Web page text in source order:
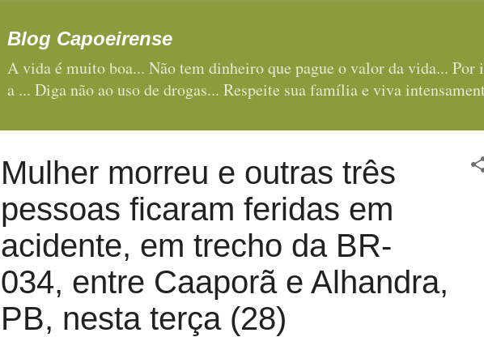
Blog Capoeirense
A vida é muito boa... Não tem dinheiro que pague o valor da vida... Por
a ... Diga não ao uso de drogas... Respeite sua família e viva
Mulher morreu e outras três
pessoas ficaram feridas em
acidente, em trecho da BR-
034, entre Caaporã e Alhandra,
PB, nesta terça (28)